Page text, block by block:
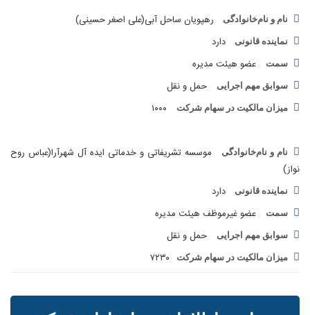
نماینده قانونی دارد
سمت عضو هیئت مدیره
سوابق مهم اجرایی حمل و نقل
میزان مالکیت در سهام شرکت ۱۰۰۰
نواز)
نماینده قانونی
سمت عضو غیرموظف هیئت مدیره
سوابق مهم اجرایی حمل و نقل
میزان مالکیت در سهام شرکت ۷۲۳۰